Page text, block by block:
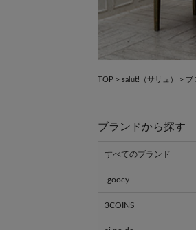
TOP > salut!（サリュ） > ブ
ブランドから探す
すべてのブランド
-goocy-
3COINS